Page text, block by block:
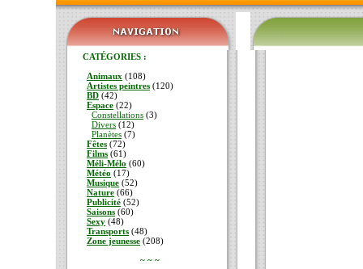
CATÉGORIES :
Animaux (108)
Artistes peintres (120)
BD (42)
Espace (22)
Constellations (3)
Divers (12)
Planètes (7)
Fêtes (72)
Films (61)
Méli-Mélo (60)
Météo (17)
Musique (52)
Nature (66)
Publicité (52)
Saisons (60)
Sexy (48)
Transports (48)
Zone jeunesse (208)
~ ~ ~